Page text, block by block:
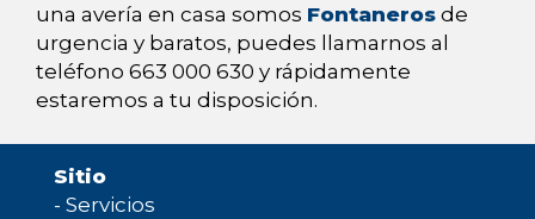
una avería en casa somos Fontaneros de
urgencia y baratos, puedes llamarnos al
teléfono 663 000 630 y rápidamente
estaremos a tu disposición.
Sitio
- Servicios